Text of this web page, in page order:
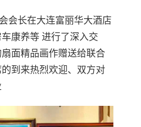
会长在大连富丽华大酒店
康养等 进行了深入交
面精品画作赠送给联合
到来热烈欢迎、双方对